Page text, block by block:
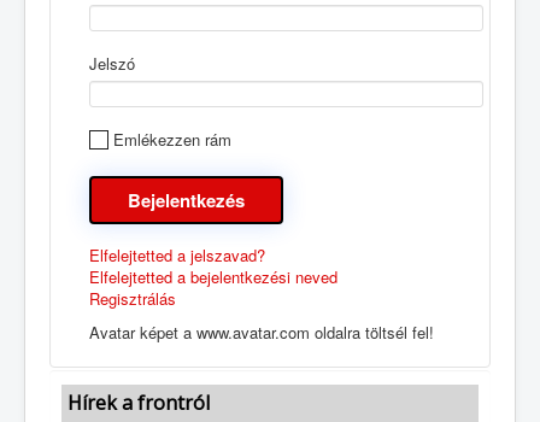
Jelszó
Emlékezzen rám
Elfelejtetted a jelszavad?
Elfelejtetted a bejelentkezési neved
Regisztrálás
Avatar képet a www.avatar.com oldalra töltsél fel!
Hírek a frontról